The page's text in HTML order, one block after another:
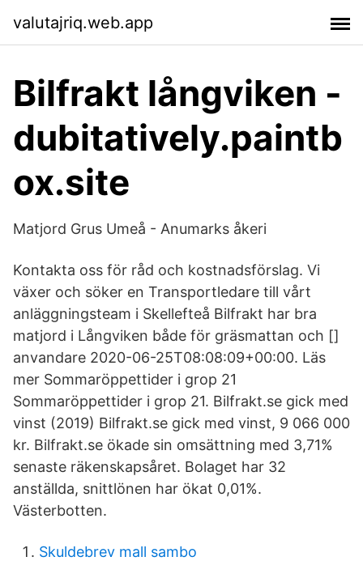
valutajriq.web.app
Bilfrakt långviken -
dubitatively.paintb
ox.site
Matjord Grus Umeå - Anumarks åkeri
Kontakta oss för råd och kostnadsförslag. Vi
växer och söker en Transportledare till vårt
anläggningsteam i Skellefteå Bilfrakt har bra
matjord i Långviken både för gräsmattan och []
anvandare 2020-06-25T08:08:09+00:00. Läs
mer Sommaröppettider i grop 21
Sommaröppettider i grop 21. Bilfrakt.se gick med
vinst (2019) Bilfrakt.se gick med vinst, 9 066 000
kr. Bilfrakt.se ökade sin omsättning med 3,71%
senaste räkenskapsåret. Bolaget har 32
anställda, snittlönen har ökat 0,01%.
Västerbotten.
Skuldebrev mall sambo